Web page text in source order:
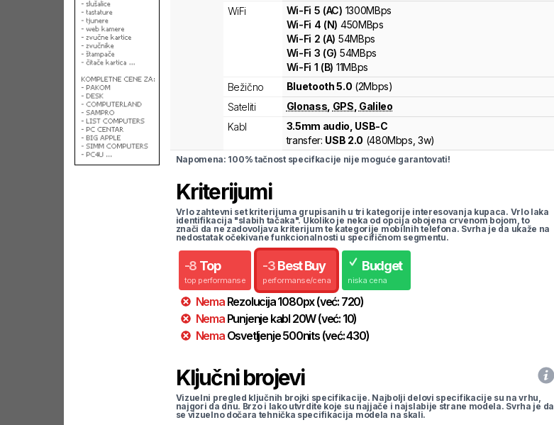
WiFi
Wi-Fi 5 (AC) 1300MBps
Wi-Fi 4 (N) 450MBps
Wi-Fi 2 (A) 54MBps
Wi-Fi 3 (G) 54MBps
Wi-Fi 1 (B) 11MBps
Bežično
Bluetooth 5.0 (2Mbps)
Sateliti
Glonass GPS Galileo
Kabl
3.5mm audio, USB-C
transfer: USB 2.0 (480Mbps,3w)
Napomena: 100% tačnost specifkacije nije moguće garantovati!
Kriterijumi
Vrlo zahtevni set kriterijuma grupisanih u tri kategorije interesovanja kupaca. Vrlo laka
identifikacija "slabih tačaka". Ukoliko je neka od opcija obojena crvenom bojom, to
znači da ne zadovoljava kriterijum te kategorije mobilnih telefona. Svrha je da ukaže na
nedostatak očekivane funkcionalnosti u specifičnom segmentu.
-8 Top
top performanse
-3 Best Buy
performanse/cena
Budget
niska cena
Nema Rezolucija1080px(već: 720)
Nema Punjenje kabl 20W(već: 10)
Nema Osvetljenje500nits(već:430)
Ključni brojevi
Vizuelni pregled ključnih brojki specifikacije. Najbolji delovi specifikacije su na vrhu,
najgori da dnu. Brzo i lako utvrdite koje su najjače i najslabije strane modela. Svrha je da
se vizuelno dočara tehnička specifikacija modela na skali.